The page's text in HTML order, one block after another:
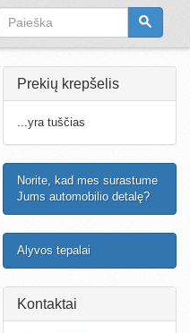
Prekių krepšelis
...yra tuščias
Norite, kad mes surastume
Jums automobilio detalę?
Alyvos tepalai
Kontaktai